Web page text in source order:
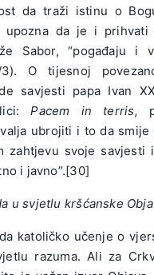
da traži istinu o
upozna da je i prihvati
Sabor, “pogađaju i
3). O tijesnoj
savjesti papa Ivan
Pacem in terris,
ubrojiti i to da smije
zahtjevu svoje savjesti
i javno”.[30]
u svjetlu kršćanske
katoličko učenje o
razuma. Ali za